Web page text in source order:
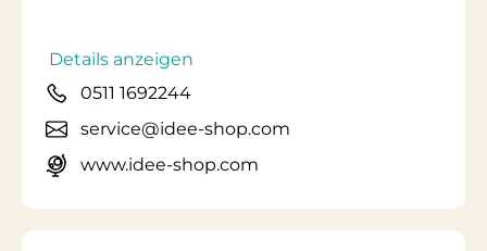
Details anzeigen
0511 1692244
service@idee-shop.com
www.idee-shop.com